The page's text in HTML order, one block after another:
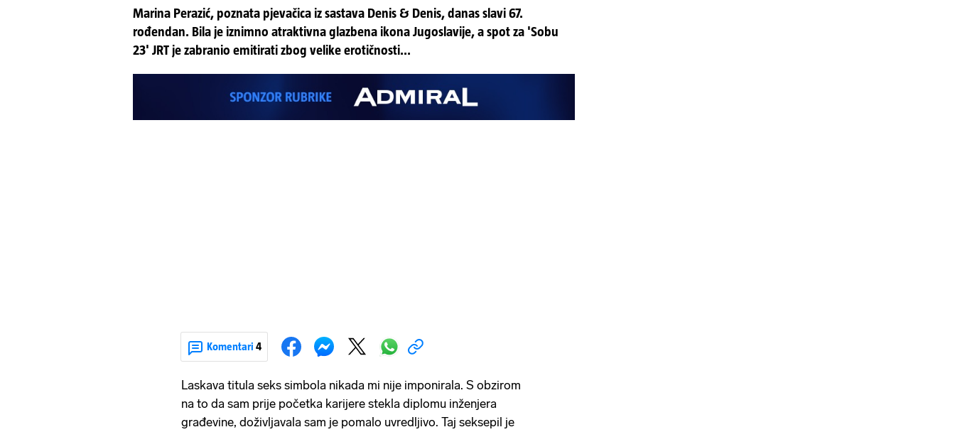
Marina Perazić, poznata pjevačica iz sastava Denis & Denis, danas slavi 67.
rođendan. Bila je iznimno atraktivna glazbena ikona Jugoslavije, a spot za 'Sobu
23' JRT je zabranio emitirati zbog velike erotičnosti...
Komentari 4
Laskava titula seks simbola nikada mi nije imponirala. S obzirom
na to da sam prije početka karijere stekla diplomu inženjera
građevine, doživljavala sam je pomalo uvredljivo. Taj seksepil je